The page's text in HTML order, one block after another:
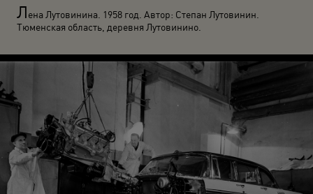
Лена Лутовинина. 1958 год. Автор: Степан Лутовинин.
Тюменская область, деревня Лутовинино.